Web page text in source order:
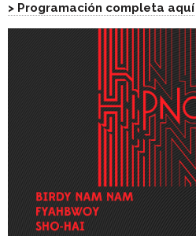
> Programación completa aquí